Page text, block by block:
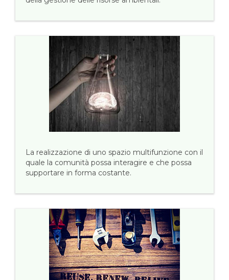
La realizzazione di uno spazio multifunzione con il
quale la comunità possa interagire e che possa
supportare in forma costante.